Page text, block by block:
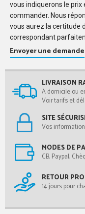
vous indiquerons le
commander. Nous
vous aurez la certitude
correspondant
Envoyer une demande
LIVRAISON
A domicile ou
Voir tarifs et
SITE
Vos
MODES DE
CB, Paypal,
RETOUR
14 jours pour